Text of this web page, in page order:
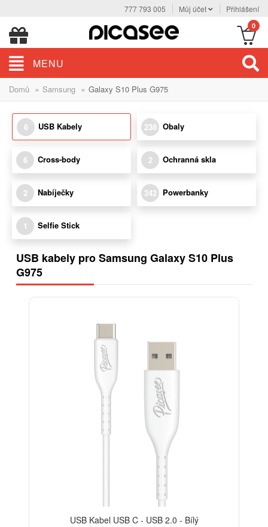
777 793 005 Můj účet Přihlášení
0
MENU
Domů » Samsung » Galaxy S10 Plus G975
6 USB Kabely 238 Obaly
6 Cross-body 2 Ochranná skla
2 Nabíječky 242 Powerbanky
1 Selfie Stick
USB kabely pro Samsung Galaxy S10 Plus
G975
USB Kabel USB C - USB 2.0 - Bílý